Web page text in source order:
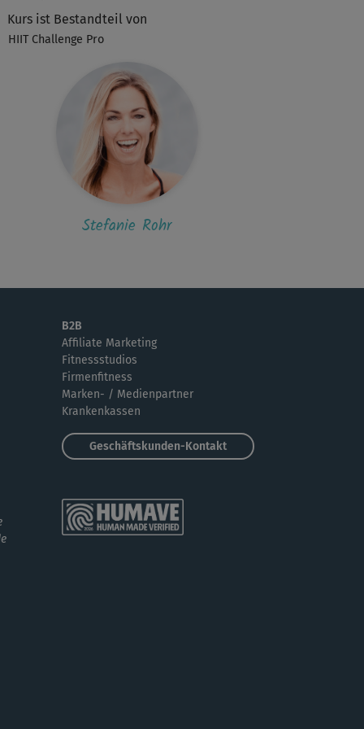
nach dem Aufstehen - das tut soooo
katzeardnas1
angenehm!!!😍
Kurs ist Bestandteil von
HIIT Challenge Pro
Stefanie Rohr
B2B
Affiliate Marketing
Fitnessstudios
Firmenfitness
Marken- / Medienpartner
Krankenkassen
Geschäftskunden-Kontakt